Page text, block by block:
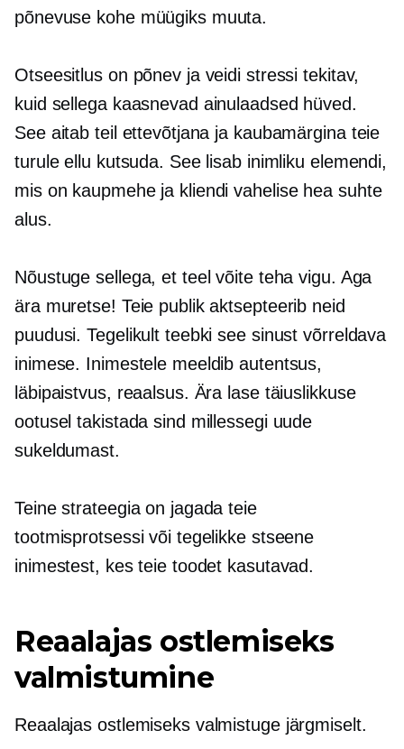
põnevuse kohe müügiks muuta.
Otseesitlus on põnev ja veidi stressi tekitav,
kuid sellega kaasnevad ainulaadsed hüved.
See aitab teil ettevõtjana ja kaubamärgina teie
turule ellu kutsuda. See lisab inimliku elemendi,
mis on kaupmehe ja kliendi vahelise hea suhte
alus.
Nõustuge sellega, et teel võite teha vigu. Aga
ära muretse! Teie publik aktsepteerib neid
puudusi. Tegelikult teebki see sinust võrreldava
inimese. Inimestele meeldib autentsus,
läbipaistvus, reaalsus. Ära lase täiuslikkuse
ootusel takistada sind millessegi uude
sukeldumast.
Teine strateegia on jagada teie
tootmisprotsessi või tegelikke stseene
inimestest, kes teie toodet kasutavad.
Reaalajas ostlemiseks
valmistumine
Reaalajas ostlemiseks valmistuge järgmiselt.